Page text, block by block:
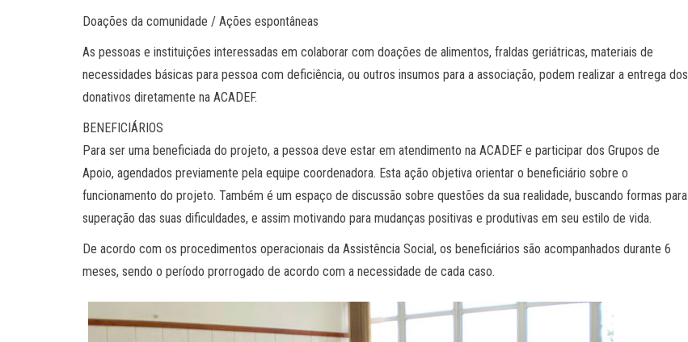
Doações da comunidade / Ações espontâneas
As pessoas e instituições interessadas em colaborar com doações de alimentos, fraldas geriátricas, materiais de
necessidades básicas para pessoa com deficiência, ou outros insumos para a associação, podem realizar a entrega dos
donativos diretamente na ACADEF.
BENEFICIÁRIOS
Para ser uma beneficiada do projeto, a pessoa deve estar em atendimento na ACADEF e participar dos Grupos de
Apoio, agendados previamente pela equipe coordenadora. Esta ação objetiva orientar o beneficiário sobre o
funcionamento do projeto. Também é um espaço de discussão sobre questões da sua realidade, buscando formas para
superação das suas dificuldades, e assim motivando para mudanças positivas e produtivas em seu estilo de vida.
De acordo com os procedimentos operacionais da Assistência Social, os beneficiários são acompanhados durante 6
meses, sendo o período prorrogado de acordo com a necessidade de cada caso.